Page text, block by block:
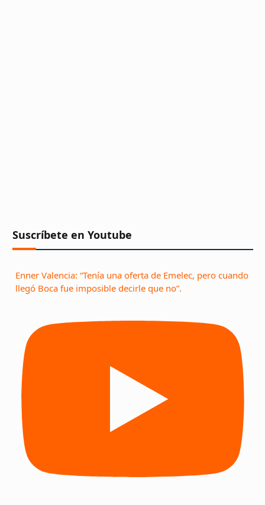
Suscríbete en Youtube
Enner Valencia: “Tenía una oferta de Emelec, pero cuando
llegó Boca fue imposible decirle que no”.